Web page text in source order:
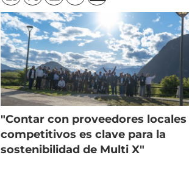
"Contar con proveedores locales
competitivos es clave para la
sostenibilidad de Multi X"